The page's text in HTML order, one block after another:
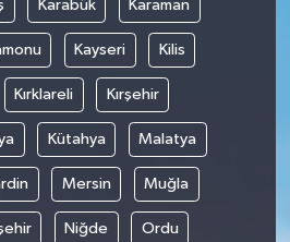
Karabük Karaman
Kayseri Kilis
Kırklareli Kırşehir
Kütahya Malatya
Mersin Muğla
Niğde Ordu